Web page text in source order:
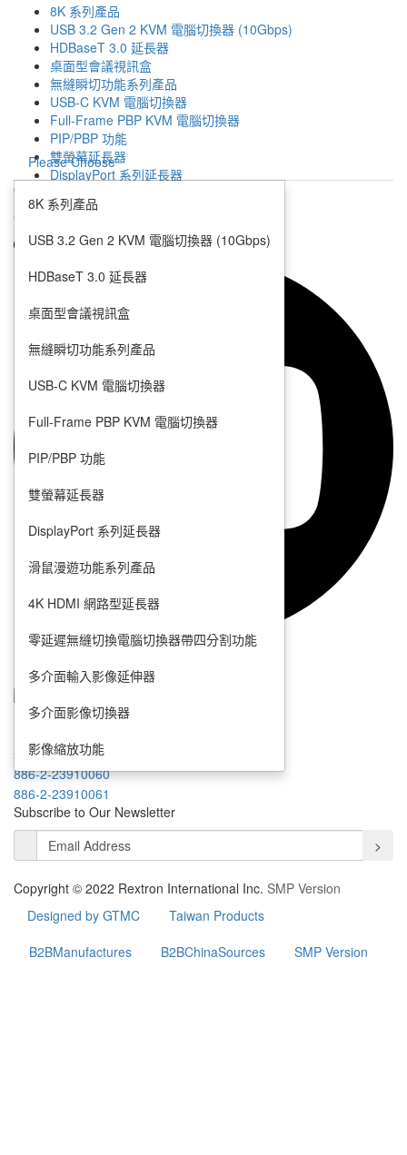
8K 系列產品
USB 3.2 Gen 2 KVM 電腦切換器 (10Gbps)
HDBaseT 3.0 延長器
桌面型會議視訊盒
無縫瞬切功能系列產品
USB-C KVM 電腦切換器
Full-Frame PBP KVM 電腦切換器
PIP/PBP 功能
雙螢幕延長器
DisplayPort 系列延長器
4K HDMI 網路型延長器
多介面輸入影像延伸器
影像縮放功能
Please Choose
8K 系列產品
USB 3.2 Gen 2 KVM 電腦切換器 (10Gbps)
HDBaseT 3.0 延長器
桌面型會議視訊盒
無縫瞬切功能系列產品
USB-C KVM 電腦切換器
Full-Frame PBP KVM 電腦切換器
PIP/PBP 功能
雙螢幕延長器
DisplayPort 系列延長器
滑鼠漫遊功能系列產品
4K HDMI 網路型延長器
零延遲無縫切換電腦切換器帶四分割功能
多介面輸入影像延伸器
多介面影像切換器
影像縮放功能
Open
Close
隱私權政策
使用條款
100013台北市中正區 金山北路1號7樓
info@rextron.com
shawn@rextron.com
886-2-23910060
886-2-23910061
Subscribe to Our Newsletter
>
Copyright © 2022 Rextron International Inc. SMP Version
Designed by GTMC
Taiwan Products
B2BManufactures
B2BChinaSources SMP Version